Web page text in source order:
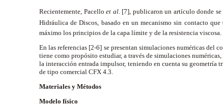
Recientemente, Pacello et al. [7], publicaron un artículo donde
Hidráulica de Discos, basado en un mecanismo sin contacto
máximo los principios de la capa límite y de la resistencia viscosa.
En las referencias [2-6] se presentan simulaciones numéricas
tiene como propósito estudiar, a través de simulaciones
la interacción entrada impulsor, teniendo en cuenta su
de tipo comercial CFX 4.3.
Materiales y Métodos
Modelo físico